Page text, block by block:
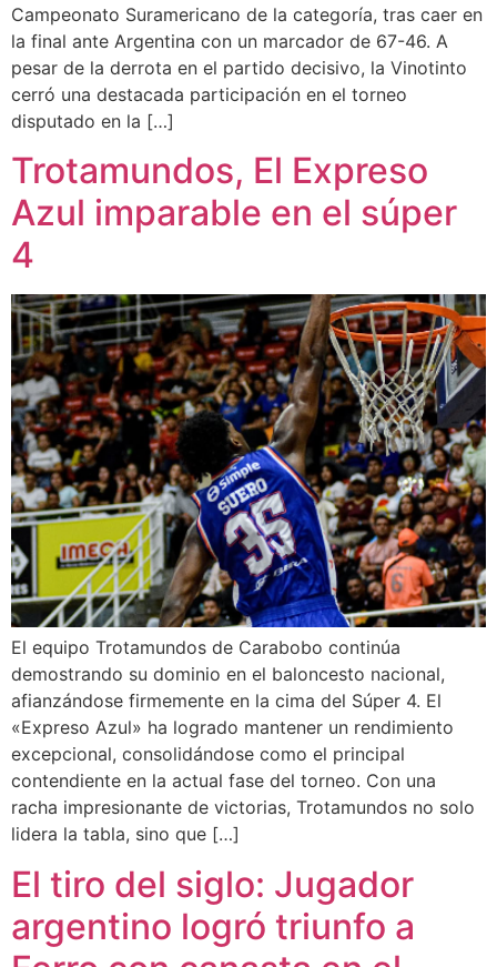
Campeonato Suramericano de la categoría, tras caer en
la final ante Argentina con un marcador de 67-46. A
pesar de la derrota en el partido decisivo, la Vinotinto
cerró una destacada participación en el torneo
disputado en la […]
Trotamundos, El Expreso
Azul imparable en el súper
4
El equipo Trotamundos de Carabobo continúa
demostrando su dominio en el baloncesto nacional,
afianzándose firmemente en la cima del Súper 4. El
«Expreso Azul» ha logrado mantener un rendimiento
excepcional, consolidándose como el principal
contendiente en la actual fase del torneo. Con una
racha impresionante de victorias, Trotamundos no solo
lidera la tabla, sino que […]
El tiro del siglo: Jugador
argentino logró triunfo a